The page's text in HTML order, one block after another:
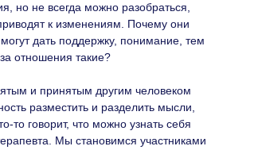
но не всегда можно разобраться,
к изменениям. Почему они
дать поддержку, понимание, тем
отношения такие?
и принятым другим человеком
разместить и разделить мысли,
то говорит, что можно узнать себя
Мы становимся участниками